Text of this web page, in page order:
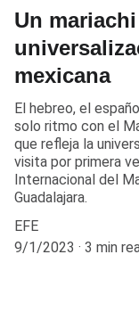
Un
mexicana
El hebreo, el
solo ritmo con el
que refleja la
visita por primera
Internacional del
Guadalajara.
EFE
9/1/2023
3 min